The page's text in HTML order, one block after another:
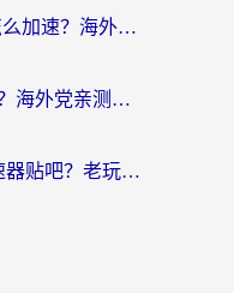
哈利波特·魔法觉醒太卡怎么加速？海外党亲测有效的国服游戏加速指南
美国玩剑与远征卡怎么办？海外党亲测有效的国服游戏加速指南
海外玩龙之谷2用什么加速器贴吧？老玩家实测推荐，附新加坡猎魂觉醒国外剑与远征加速攻略